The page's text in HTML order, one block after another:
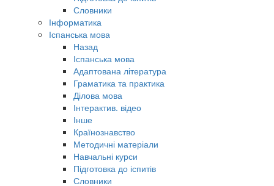
Словники
Інформатика
Іспанська мова
Назад
Іспанська мова
Адаптована література
Граматика та практика
Ділова мова
Інтерактив. відео
Інше
Країнознавство
Методичні матеріали
Навчальні курси
Підготовка до іспитів
Словники